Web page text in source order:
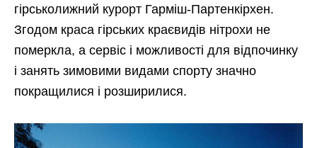
гірськолижний курорт Гарміш-Партенкірхен.
Згодом краса гірських краєвидів нітрохи не
померкла, а сервіс і можливості для відпочинку
і занять зимовими видами спорту значно
покращилися і розширилися.